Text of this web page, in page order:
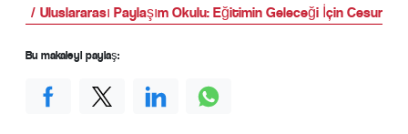
Uluslararası Paylaşım Okulu: Eğitimin Geleceği İçin Cesur Bir
Bu makaleyi paylaş: